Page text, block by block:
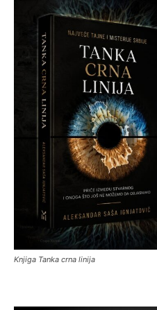
Knjiga Tanka crna linija